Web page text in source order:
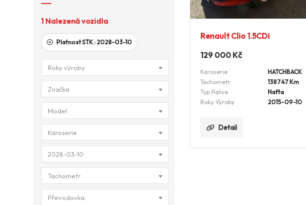
1 Nalezená vozidla
Platnost STK : 2028-03-10
Roky výroby
Značka
Model
Karoserie
2028-03-10
Tachometr
Převodovka
Renault Clio 1.5CDi
129 000 Kč
Karoserie
HATCHBACK
Tachometr
138747 Km
Typ Paliva
Nafta
Roky Výroby
2015-09-10
Detail